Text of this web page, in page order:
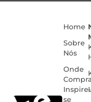
Home
Sobre
Nós
Onde
Inspire-
se